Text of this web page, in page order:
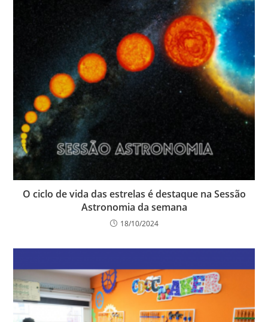
O ciclo de vida das estrelas é destaque na Sessão
Astronomia da semana
18/10/2024